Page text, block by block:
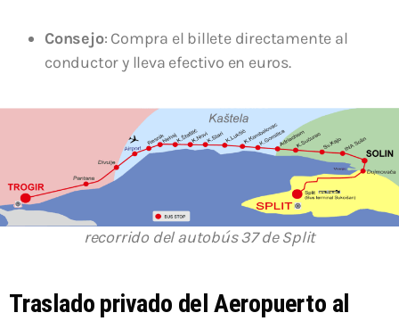
Consejo: Compra el billete directamente al
conductor y lleva efectivo en euros.
recorrido del autobús 37 de Split
Traslado privado del Aeropuerto al